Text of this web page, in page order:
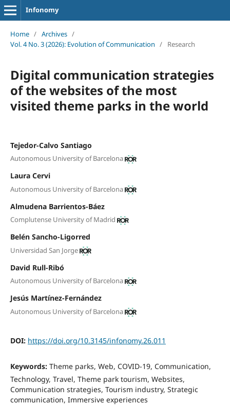
Infonomy
Home / Archives /
Vol. 4 No. 3 (2026): Evolution of Communication / Research
Digital communication strategies
of the websites of the most
visited theme parks in the world
Tejedor-Calvo Santiago
Autonomous University of Barcelona
Laura Cervi
Autonomous University of Barcelona
Almudena Barrientos-Báez
Complutense University of Madrid
Belén Sancho-Ligorred
Universidad San Jorge
David Rull-Ribó
Autonomous University of Barcelona
Jesús Martínez-Fernández
Autonomous University of Barcelona
DOI: https://doi.org/10.3145/infonomy.26.011
Keywords: Theme parks, Web, COVID-19, Communication,
Technology, Travel, Theme park tourism, Websites,
Communication strategies, Tourism industry, Strategic
communication, Immersive experiences